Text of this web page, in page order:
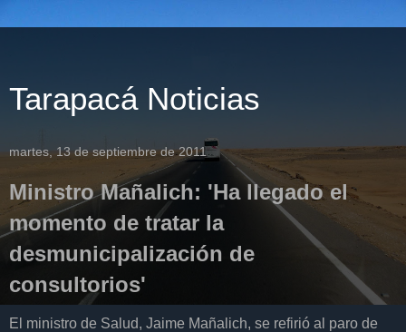
Tarapacá Noticias
martes, 13 de septiembre de 2011
Ministro Mañalich: 'Ha llegado el
momento de tratar la
desmunicipalización de
consultorios'
El ministro de Salud, Jaime Mañalich, se refirió al paro de